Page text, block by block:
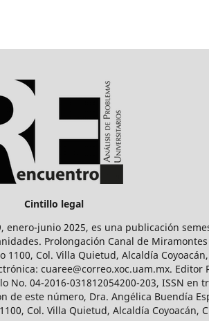
Cintillo legal
enero-junio 2025, es una publicación
Prolongación Canal de Miramontes
Col. Villa Quietud, Alcaldía
cuaree@correo.xoc.uam.mx. Editor
No. 04-2016-031812054200-203, ISSN
este número, Dra. Angélica Buendía
Col. Villa Quietud, Alcaldía Coyoacán,